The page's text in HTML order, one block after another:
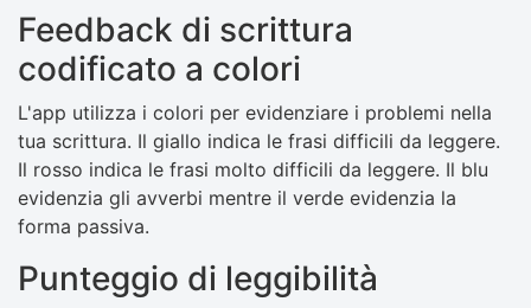
Feedback di scrittura
codificato a colori
L'app utilizza i colori per evidenziare i problemi nella
tua scrittura. Il giallo indica le frasi difficili da leggere.
Il rosso indica le frasi molto difficili da leggere. Il blu
evidenzia gli avverbi mentre il verde evidenzia la
forma passiva.
Punteggio di leggibilità